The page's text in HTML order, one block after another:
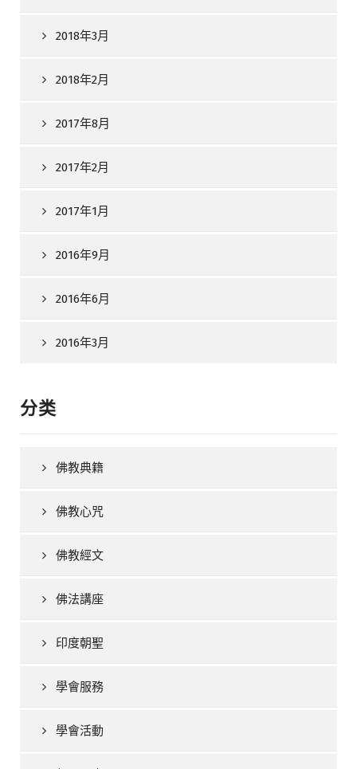
2018年3月
2018年2月
2017年8月
2017年2月
2017年1月
2016年9月
2016年6月
2016年3月
分类
佛教典籍
佛教心咒
佛教經文
佛法講座
印度朝聖
學會服務
學會活動